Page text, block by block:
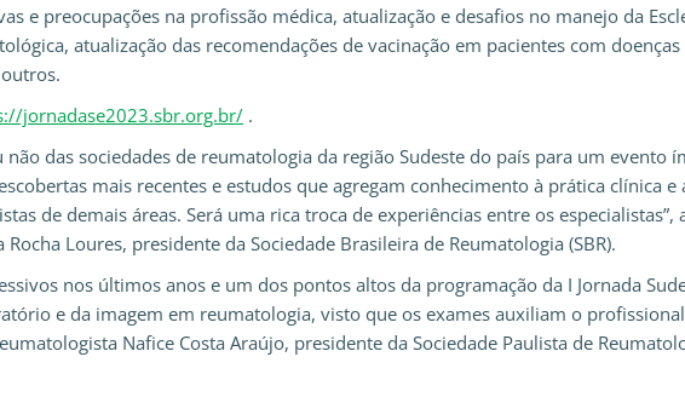
e preocupações na profissão médica, atualização e desafios no manejo da
atualização das recomendações de vacinação em pacientes com doenças
jornadase2023.sbr.org.br/ .
das sociedades de reumatologia da região Sudeste do país para um evento
mais recentes e estudos que agregam conhecimento à prática clínica e
de demais áreas. Será uma rica troca de experiências entre os especialistas”,
Loures, presidente da Sociedade Brasileira de Reumatologia (SBR).
nos últimos anos e um dos pontos altos da programação da I Jornada
e da imagem em reumatologia, visto que os exames auxiliam o
Nafice Costa Araújo, presidente da Sociedade Paulista de